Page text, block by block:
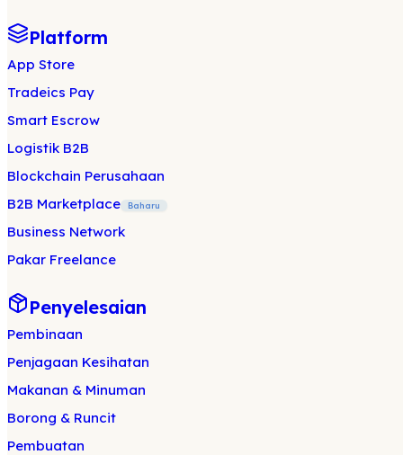
Platform
App Store
Tradeics Pay
Smart Escrow
Logistik B2B
Blockchain Perusahaan
B2B Marketplace
Baharu
Business Network
Pakar Freelance
Penyelesaian
Pembinaan
Penjagaan Kesihatan
Makanan & Minuman
Borong & Runcit
Pembuatan